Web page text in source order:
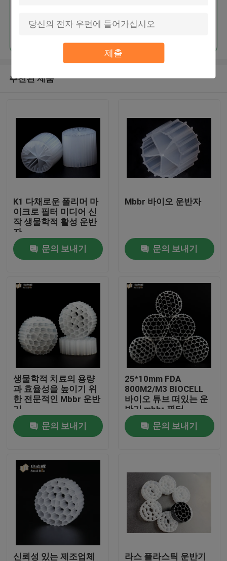
제출
회사 소개
품질 관리
문의하기
블로그
조회를 요청하다
MBBR 필터 미디어
MBBR 전기 매체
계속하다
추천된 제품
K1 다채로운 폴리머 마
이크로 필터 미디어 신
작 생물학적 활성 운반
자
문의 보내기
Mbbr 바이오 운반자
문의 보내기
생물학적 치료의 용량
과 효율성을 높이기 위
한 전문적인 Mbbr 운반
기
문의 보내기
25*10mm FDA
800M2/M3 BIOCELL
바이오 튜브 떠있는 운
반기 mbbr 필터
문의 보내기
신뢰성 있는 제조업체 라스 플라스틱 운반기